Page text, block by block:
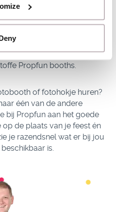
onder de mogelijkheden.
over een videobooth, GIF
deze namen verwacht wel
maar goed, die kun je ook
Propfun booths.
of fotohokje huren?
één van de andere
bij Propfun aan het goede
de plaats van je feest én
je razendsnel wat er bij jou
is.